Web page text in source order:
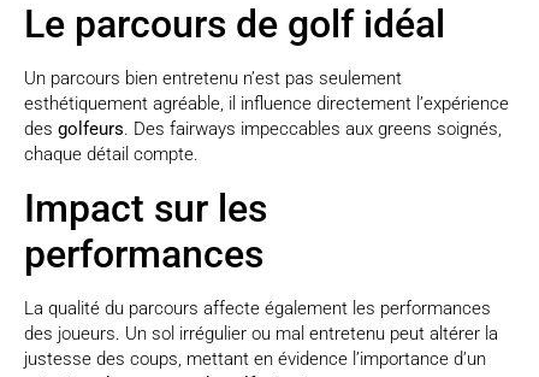
Le parcours de golf idéal
Un parcours bien entretenu n’est pas seulement
esthétiquement agréable, il influence directement l’expérience
des golfeurs. Des fairways impeccables aux greens soignés,
chaque détail compte.
Impact sur les
performances
La qualité du parcours affecte également les performances
des joueurs. Un sol irrégulier ou mal entretenu peut altérer la
justesse des coups, mettant en évidence l’importance d’un